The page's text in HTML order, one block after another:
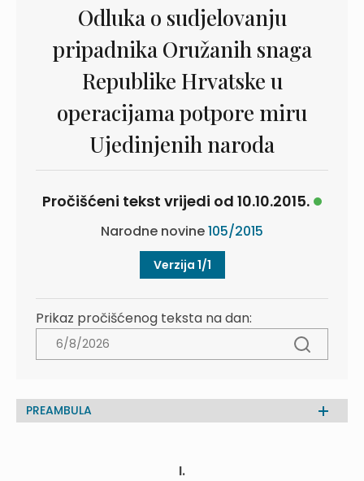
Odluka o sudjelovanju
pripadnika Oružanih snaga
Republike Hrvatske u
operacijama potpore miru
Ujedinjenih naroda
Pročišćeni tekst vrijedi od 10.10.2015.
Narodne novine105/2015
Verzija 1/1
Prikaz pročišćenog teksta na dan:
PREAMBULA
I.